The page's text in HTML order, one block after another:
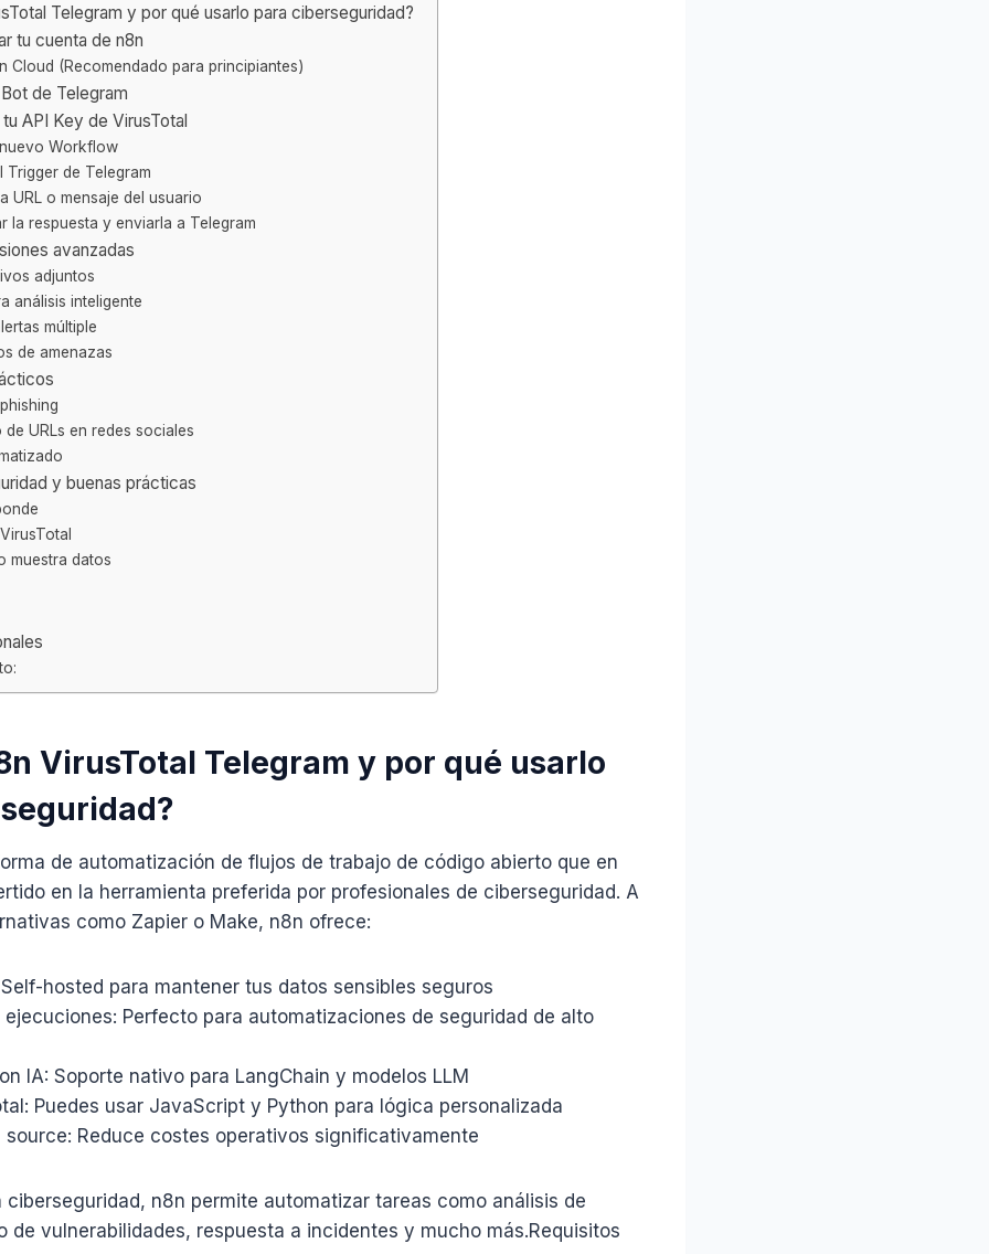
Telegram y por qué usarlo para ciberseguridad?
tu cuenta de n8n
Cloud (Recomendado para principiantes)
de Telegram
API Key de VirusTotal
Workflow
Trigger de Telegram
URL o mensaje del usuario
la respuesta y enviarla a Telegram
avanzadas
adjuntos
análisis inteligente
múltiple
de amenazas
URLs en redes sociales
y buenas prácticas
muestra datos
VirusTotal Telegram y por qué usarlo
de automatización de flujos de trabajo de código abierto que en
en la herramienta preferida por profesionales de ciberseguridad. A
como Zapier o Make, n8n ofrece:
hosted para mantener tus datos sensibles seguros
ejecuciones: Perfecto para automatizaciones de seguridad de alto
IA: Soporte nativo para LangChain y modelos LLM
Puedes usar JavaScript y Python para lógica personalizada
source: Reduce costes operativos significativamente
ciberseguridad, n8n permite automatizar tareas como análisis de
de vulnerabilidades, respuesta a incidentes y mucho más.Requisitos